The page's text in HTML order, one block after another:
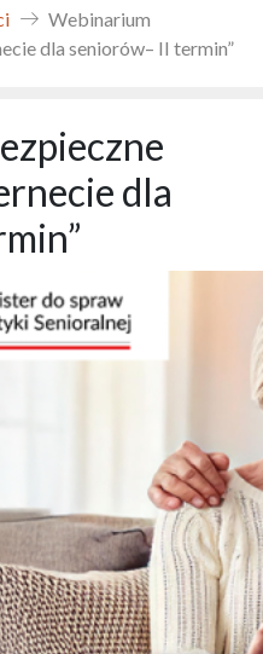
Webinarium
dla seniorów– II termin”
dla